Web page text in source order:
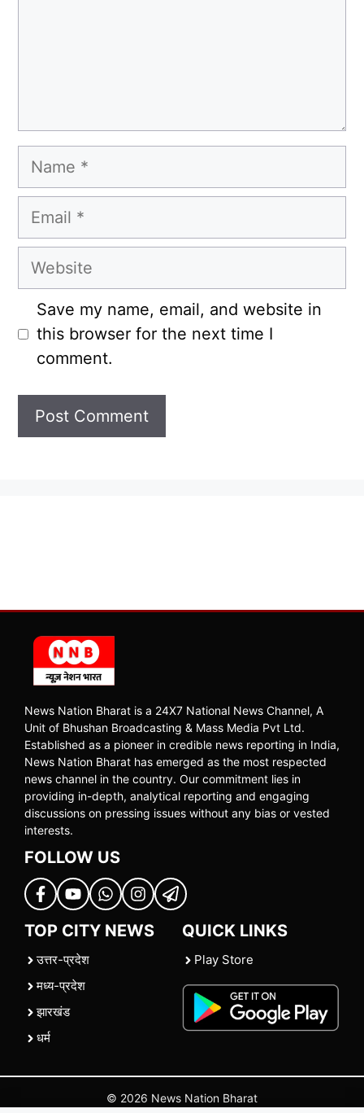
Name
Email
Website
Save my name, email, and website in
this browser for the next time I
comment.
News Nation Bharat is a 24X7 National News Channel, A
Unit of Bhushan Broadcasting & Mass Media Pvt Ltd.
Established as a pioneer in credible news reporting in India,
News Nation Bharat has emerged as the most respected
news channel in the country. Our commitment lies in
providing in-depth, analytical reporting and engaging
discussions on pressing issues without any bias or vested
interests.
FOLLOW US
TOP CITY NEWS
उत्तर-प्रदेश
मध्य-प्रदेश
झारखंड
धर्म
QUICK LINKS
Play Store
© 2026 News Nation Bharat